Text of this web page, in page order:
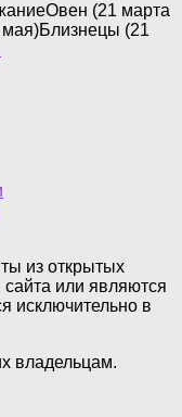
(21 марта
(21
из открытых
или являются
исключительно в
владельцам.